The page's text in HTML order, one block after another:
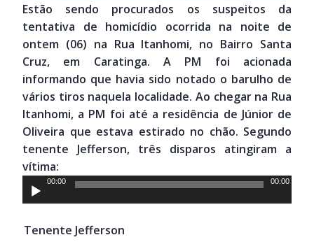
Estão sendo procurados os suspeitos da
tentativa de homicídio ocorrida na noite de
ontem (06) na Rua Itanhomi, no Bairro Santa
Cruz, em Caratinga. A PM foi acionada
informando que havia sido notado o barulho de
vários tiros naquela localidade. Ao chegar na Rua
Itanhomi, a PM foi até a residência de Júnior de
Oliveira que estava estirado no chão. Segundo
tenente Jefferson, três disparos atingiram a
vítima:
Tocador
de
00:00 00:00
Tenente Jefferson